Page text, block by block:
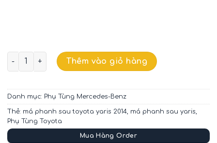
MÁ PHANH SAU TOYOTA YARIS CHÍNH HÃNG
Thêm vào giỏ hàng
Danh mục: Phụ Tùng Mercedes-Benz
Thẻ: má phanh sau toyota yaris 2014, má phanh sau yaris,
Phụ Tùng Toyota
Mua Hàng Order